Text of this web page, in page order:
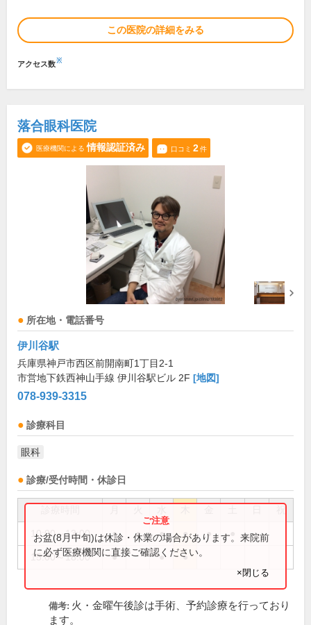
この医院の詳細をみる
アクセス数※
落合眼科医院
医療機関による 情報認証済み 口コミ 2件
所在地・電話番号
伊川谷駅
兵庫県神戸市西区前開南町1丁目2-1
市営地下鉄西神山手線 伊川谷駅ビル 2F [地図]
078-939-3315
診療科目
眼科
診療/受付時間・休診日
10:00～13:00 ● ● ● ● ●
15:00～18:00 ● ● ●
お盆(8月中旬)は休診・休業の場合があります。来院前
に必ず医療機関に直接ご確認ください。
×閉じる
備考: 火・金曜午後診は手術、予約診療を行っており
ます。